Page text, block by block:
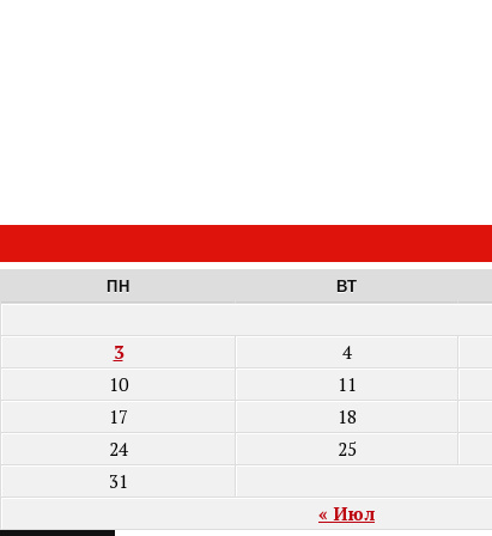
ПН ВТ
« Июл
3
4
10
11
17
18
24
25
31